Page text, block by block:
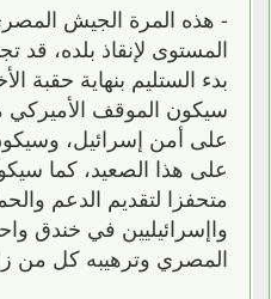
- هذه المرة الجيش
المستوى لإنقاذ بلده،
بدء الستليم بنهاية حقبة
سيكون الموقف الأميركي
على أمن إسرائيل،
على هذا الصعيد، كما
متحفزا لتقديم الدعم
واإسرائيليين في خندق
المصري وترهيبه كل من